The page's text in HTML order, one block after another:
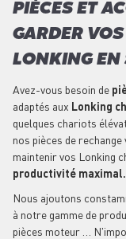
PIÈCES ET
GARDER
LONKING EN
Avez-vous besoin de
adaptés aux Lonking
quelques chariots
nos pièces de
maintenir vos Lonking
productivité maximal.
Nous ajoutons
à notre gamme de
pièces moteur …